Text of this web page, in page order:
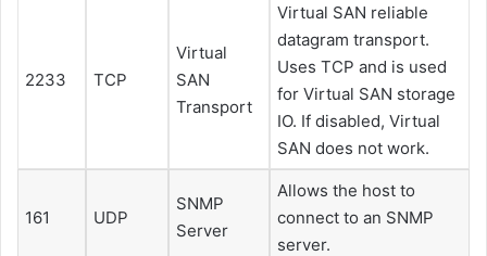
2233 TCP
Virtual
SAN
Transport
Virtual SAN reliable
datagram transport.
Uses TCP and is used
for Virtual SAN storage
IO. If disabled, Virtual
SAN does not work.
161 UDP
SNMP
Server
Allows the host to
connect to an SNMP
server.